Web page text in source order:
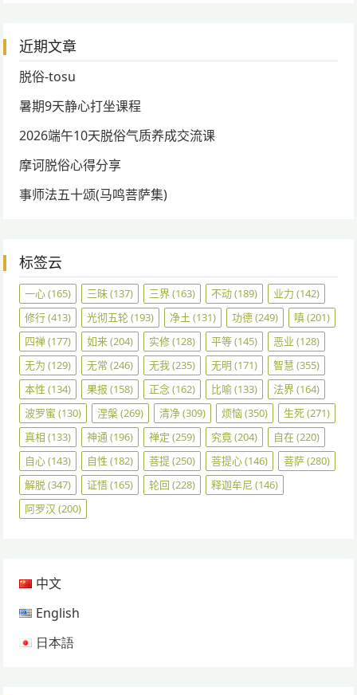
近期文章
脱俗-tosu
暑期9天静心打坐课程
2026端午10天脱俗气质养成交流课
摩诃脱俗心得分享
事师法五十颂(马鸣菩萨集)
标签云
一心(165) 三昧(137) 三界(163) 不动(189) 业力 (142)
修行(413) 光彻五轮(193) 净土 (131) 功德(249) 嗔(201)
四禅(177) 如来(204) 实修(128) 平等(145) 恶业 (128)
无为 (129) 无常 (246) 无我(235) 无明 (171) 智慧 (355)
本性 (134) 果报 (158) 正念(162) 比喻(133) 法界(164)
波罗蜜 (130) 涅槃(269) 清净(309) 烦恼(350) 生死(271)
真相 (133) 神通 (196) 禅定 (259) 究竟(204) 自在(220)
自心(143) 自性 (182) 菩提(250) 菩提心(146) 菩萨(280)
解脱(347) 证悟(165) 轮回 (228) 释迦牟尼 (146)
阿罗汉 (200)
中文
English
日本語